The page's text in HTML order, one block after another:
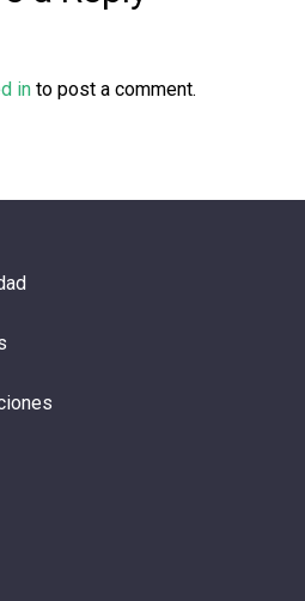
in to post a comment.